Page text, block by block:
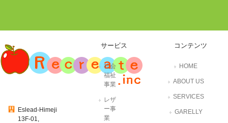
Eslead-Himeji
13F-01,
サービス
社会
福祉
事業
レザ
ー事
業
コンテンツ
HOME
ABOUT US
SERVICES
GARELLY